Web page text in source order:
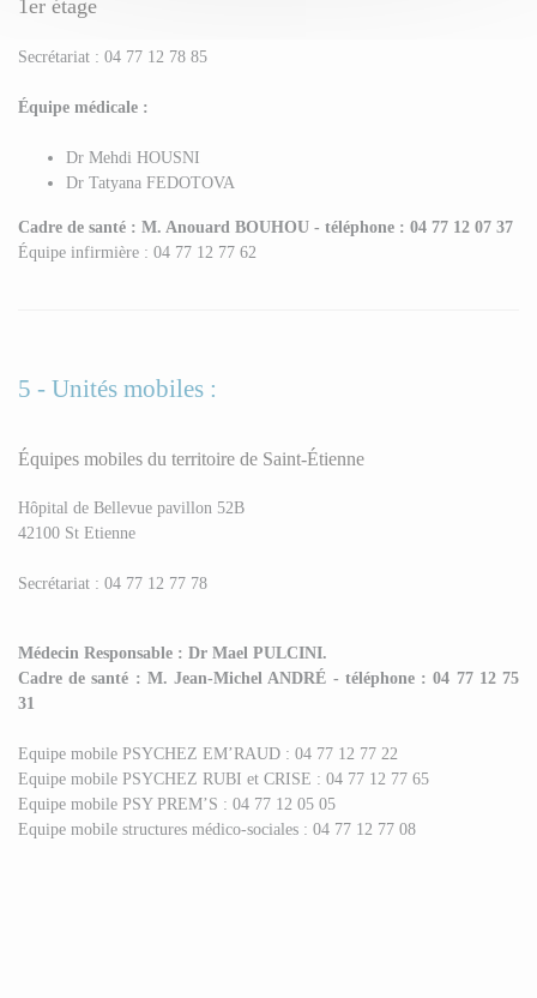
1er étage
Secrétariat : 04 77 12 78 85
Équipe médicale :
Dr Mehdi HOUSNI
Dr Tatyana FEDOTOVA
Cadre de santé : M. Anouard BOUHOU - téléphone : 04 77 12 07 37
Équipe infirmière : 04 77 12 77 62
5 - Unités mobiles :
Équipes mobiles du territoire de Saint-Étienne
Hôpital de Bellevue pavillon 52B
42100 St Etienne
Secrétariat : 04 77 12 77 78
Médecin Responsable : Dr Mael PULCINI.
Cadre de santé : M. Jean-Michel ANDRÉ - téléphone : 04 77 12 75
31
Equipe mobile PSYCHEZ EM’RAUD : 04 77 12 77 22
Equipe mobile PSYCHEZ RUBI et CRISE : 04 77 12 77 65
Equipe mobile PSY PREM’S : 04 77 12 05 05
Equipe mobile structures médico-sociales : 04 77 12 77 08